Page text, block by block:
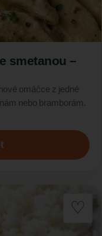
smetanou –
omáčce z jedné
nebo bramborám.